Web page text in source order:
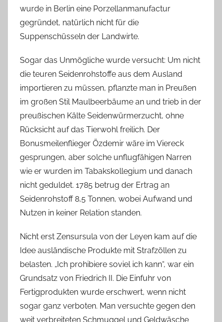
wurde in Berlin eine Porzellanmanufactur
gegründet, natürlich nicht für die
Suppenschüsseln der Landwirte.
Sogar das Unmögliche wurde versucht: Um nicht
die teuren Seidenrohstoffe aus dem Ausland
importieren zu müssen, pflanzte man in Preußen
im großen Stil Maulbeerbäume an und trieb in der
preußischen Kälte Seidenwürmerzucht, ohne
Rücksicht auf das Tierwohl freilich. Der
Bonusmeilenflieger Özdemir wäre im Viereck
gesprungen, aber solche unflugfähigen Narren
wie er wurden im Tabakskollegium und danach
nicht geduldet. 1785 betrug der Ertrag an
Seidenrohstoff 8,5 Tonnen, wobei Aufwand und
Nutzen in keiner Relation standen.
Nicht erst Zensursula von der Leyen kam auf die
Idee ausländische Produkte mit Strafzöllen zu
belasten. „Ich prohibiere soviel ich kann“, war ein
Grundsatz von Friedrich II. Die Einfuhr von
Fertigprodukten wurde erschwert, wenn nicht
sogar ganz verboten. Man versuchte gegen den
weit verbreiteten Schmuggel und Geldwäsche